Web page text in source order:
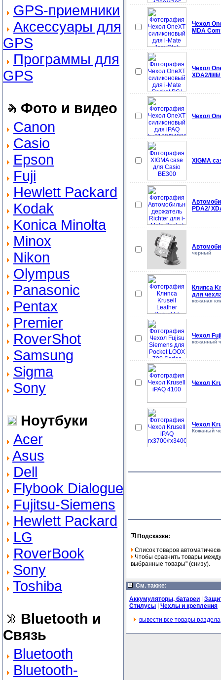
GPS-приемники
Аксессуары для
GPS
Программы для
GPS
Фото и видео
Canon
Casio
Epson
Fuji
Hewlett Packard
Kodak
Konica Minolta
Minox
Nikon
Olympus
Panasonic
Pentax
Premier
RoverShot
Samsung
Sigma
Sony
Ноутбуки
Acer
Asus
Dell
Flybook Dialogue
Fujitsu-Siemens
Hewlett Packard
LG
RoverBook
Sony
Toshiba
Bluetooth и
Связь
Bluetooth
Bluetooth-
Чехол
MDA
Чехол
XDA2/II/
Чехол
XIGMA
PDA2/
черный
Клипса
для
кожаная
Чехол
кожанный
Чехол
Чехол
Кожаный
Подсказки:
Список товаров
Чтобы сравнить товары
выбранные товары" (снизу).
См. также:
Аккумуляторы, батареи
Стилусы
Чехлы и крепления
вывести все товары раздела